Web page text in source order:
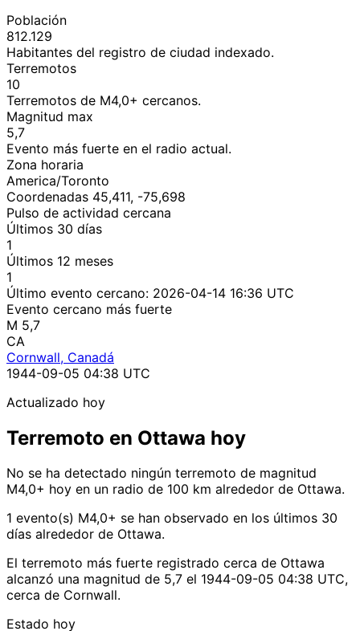
Población
812.129
Habitantes del registro de ciudad indexado.
Terremotos
10
Terremotos de M4,0+ cercanos.
Magnitud max
5,7
Evento más fuerte en el radio actual.
Zona horaria
America/Toronto
Coordenadas 45,411, -75,698
Pulso de actividad cercana
Últimos 30 días
1
Últimos 12 meses
1
Último evento cercano: 2026-04-14 16:36 UTC
Evento cercano más fuerte
M 5,7
CA
Cornwall, Canadá
1944-09-05 04:38 UTC
Actualizado hoy
Terremoto en Ottawa hoy
No se ha detectado ningún terremoto de magnitud
M4,0+ hoy en un radio de 100 km alrededor de Ottawa.
1 evento(s) M4,0+ se han observado en los últimos 30
días alrededor de Ottawa.
El terremoto más fuerte registrado cerca de Ottawa
alcanzó una magnitud de 5,7 el 1944-09-05 04:38 UTC,
cerca de Cornwall.
Estado hoy